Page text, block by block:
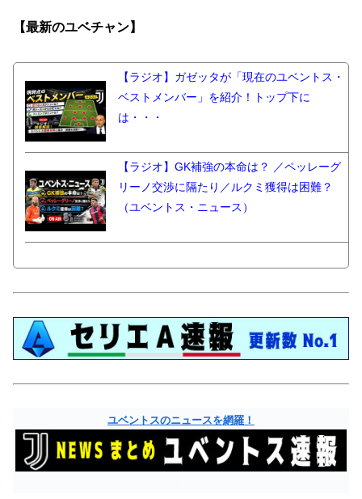
【最新のユベチャン】
【ラジオ】ガゼッタが「現在のユベントス・
ベストメンバー」を紹介！トップ下に
は・・・
【ラジオ】GK補強の本命は？ ／ペッレーグ
リーノ交渉に隔たり／ルクミ獲得は困難？
（ユベントス・ニュース）
ユベントスのニュースを網羅！